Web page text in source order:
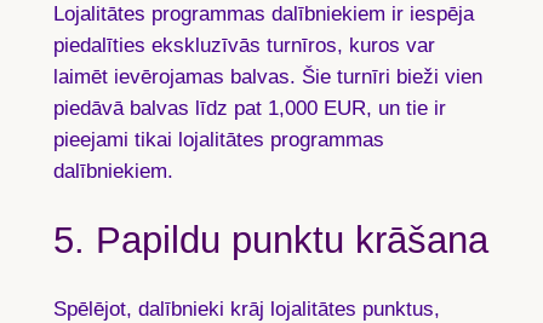
Lojalitātes programmas dalībniekiem ir iespēja
piedalīties ekskluzīvās turnīros, kuros var
laimēt ievērojamas balvas. Šie turnīri bieži vien
piedāvā balvas līdz pat 1,000 EUR, un tie ir
pieejami tikai lojalitātes programmas
dalībniekiem.
5. Papildu punktu krāšana
Spēlējot, dalībnieki krāj lojalitātes punktus,